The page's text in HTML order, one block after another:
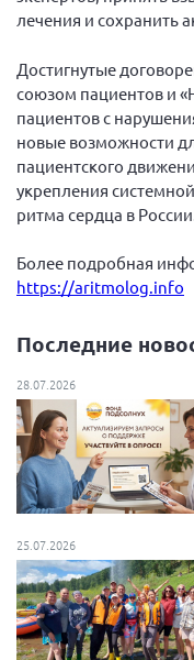
Брянская область
Волгоградская
Воронежская
Ивановская
Калининградская
Кировская
Краснодарский
Красноярский
Ленинградская
г. Москва
Московская
Мурманская
Нижегородская
Новгородская
Новосибирская
Омская область
лечения и сохранить
Достигнутые
союзом пациентов и
пациентов с
новые возможности
пациентского
укрепления
ритма сердца в России.
Более подробная
https://aritmolog.info
Последние
28.07.2026
25.07.2026